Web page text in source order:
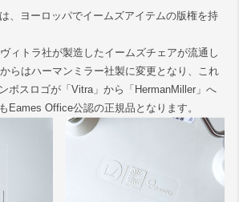
、ヨーロッパでイームズアイテムの版権を持
ィトラ社が製造したイームズチェアが流通し
らはハーマンミラー社製に変更となり、これ
ボスロゴが「Vitra」から「HermanMiller」へ
Eames Office公認の正規品となります。